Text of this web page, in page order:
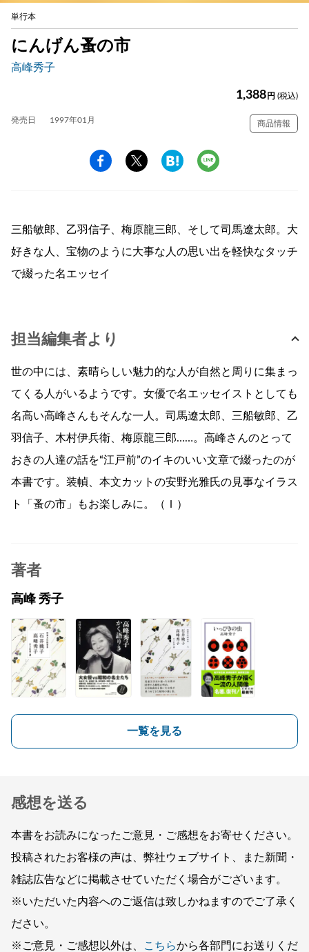
単行本
にんげん蚤の市
高峰秀子
1,388 円 (税込)
発売日 1997年01月 商品情報
三船敏郎、乙羽信子、梅原龍三郎、そして司馬遼太郎。大
好きな人、宝物のように大事な人の思い出を軽快なタッチ
で綴った名エッセイ
担当編集者より
世の中には、素晴らしい魅力的な人が自然と周りに集まっ
てくる人がいるようです。女優で名エッセイストとしても
名高い高峰さんもそんな一人。司馬遼太郎、三船敏郎、乙
羽信子、木村伊兵衛、梅原龍三郎……。高峰さんのとって
おきの人達の話を“江戸前”のイキのいい文章で綴ったのが
本書です。装幀、本文カットの安野光雅氏の見事なイラス
ト「蚤の市」もお楽しみに。（Ｉ）
著者
高峰 秀子
一覧を見る
感想を送る
本書をお読みになったご意見・ご感想をお寄せください。
投稿されたお客様の声は、弊社ウェブサイト、また新聞・
雑誌広告などに掲載させていただく場合がございます。
※いただいた内容へのご返信は致しかねますのでご了承く
ださい。
※ご意見・ご感想以外は、
こちらから各部門にお送りくだ